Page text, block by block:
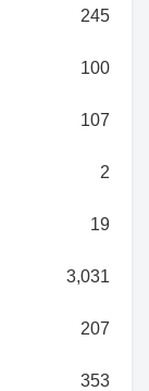
245
100
107
2
19
3,031
207
353